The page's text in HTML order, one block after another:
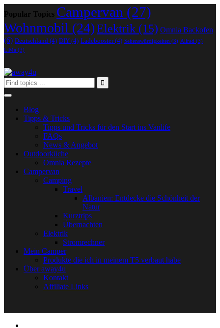
Popular Topics Campervan (27)
Wohnmobil (24)Elektrik (15) Omnia Backofen
(6) Deutschland (4) DIY (4) Ladebooster(4) Sehenswürdigkeiten (3) Allrad (3)
LiMa (3)
Blog
Tipps & Tricks
Tipps und Tricks für den Start ins Vanlife
FAQs
News & Angebot
Outdoorküche
Omnia Rezepte
Campervan
Camping
Travel
Albanien: Entdecke die Schönheit der
Natur
Kurztrips
Übernachten
Elektrik
Stromrechner
Mein Camper
Produkte die ich in meinem T5 verbaut habe
Über away4u
Kontakt
Affiliate Links